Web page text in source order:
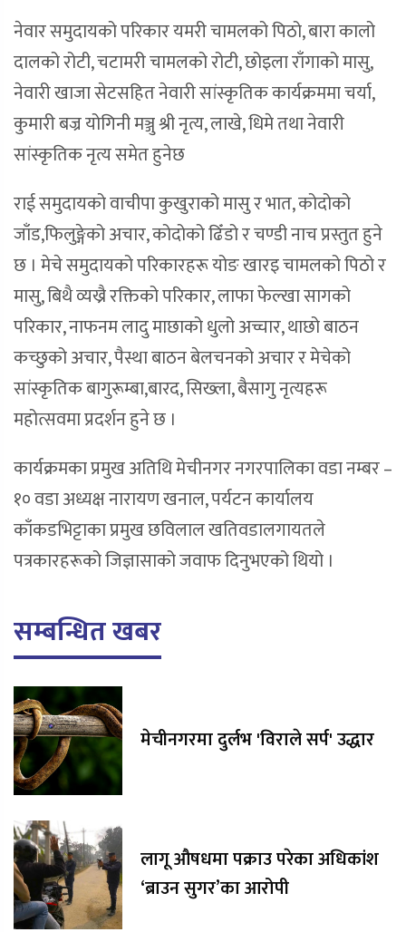
नेवार समुदायको परिकार यमरी चामलको पिठो, बारा कालो
दालको रोटी, चटामरी चामलको रोटी, छोइला राँगाको मासु,
नेवारी खाजा सेटसहित नेवारी सांस्कृतिक कार्यक्रममा चर्या,
कुमारी बज्र योगिनी मञ्जु श्री नृत्य, लाखे, धिमे तथा नेवारी
सांस्कृतिक नृत्य समेत हुनेछ
राई समुदायको वाचीपा कुखुराको मासु र भात, कोदोको
जाँड,फिलुङ्गेको अचार, कोदोको ढिँडो र चण्डी नाच प्रस्तुत हुने
छ । मेचे समुदायको परिकारहरू योङ खारइ चामलको पिठो र
मासु, बिथै व्यख्रै रक्तिको परिकार, लाफा फेल्खा सागको
परिकार, नाफनम लादु माछाको धुलो अच्चार, थाछो बाठन
कच्छुको अचार, पैस्था बाठन बेलचनको अचार र मेचेको
सांस्कृतिक बागुरूम्बा,बारद, सिख्ला, बैसागु नृत्यहरू
महोत्सवमा प्रदर्शन हुने छ ।
कार्यक्रमका प्रमुख अतिथि मेचीनगर नगरपालिका वडा नम्बर –
१० वडा अध्यक्ष नारायण खनाल, पर्यटन कार्यालय
काँकडभिट्टाका प्रमुख छविलाल खतिवडालगायतले
पत्रकारहरूको जिज्ञासाको जवाफ दिनुभएको थियो ।
सम्बन्धित खबर
मेचीनगरमा दुर्लभ 'विराले सर्प' उद्धार
लागू औषधमा पक्राउ परेका अधिकांश
‘ब्राउन सुगर’का आरोपी